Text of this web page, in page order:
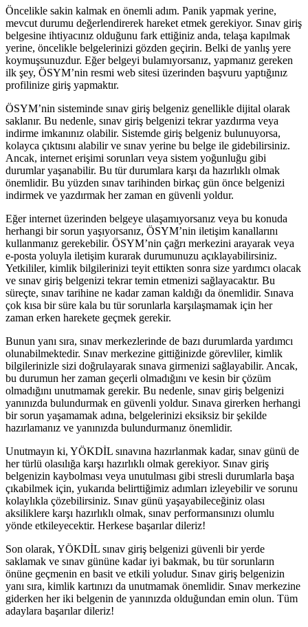
Öncelikle sakin kalmak en önemli adım. Panik yapmak yerine,
mevcut durumu değerlendirerek hareket etmek gerekiyor. Sınav giriş
belgesine ihtiyacınız olduğunu fark ettiğiniz anda, telaşa kapılmak
yerine, öncelikle belgelerinizi gözden geçirin. Belki de yanlış yere
koymuşsunuzdur. Eğer belgeyi bulamıyorsanız, yapmanız gereken
ilk şey, ÖSYM’nin resmi web sitesi üzerinden başvuru yaptığınız
profilinize giriş yapmaktır.
ÖSYM’nin sisteminde sınav giriş belgeniz genellikle dijital olarak
saklanır. Bu nedenle, sınav giriş belgenizi tekrar yazdırma veya
indirme imkanınız olabilir. Sistemde giriş belgeniz bulunuyorsa,
kolayca çıktısını alabilir ve sınav yerine bu belge ile gidebilirsiniz.
Ancak, internet erişimi sorunları veya sistem yoğunluğu gibi
durumlar yaşanabilir. Bu tür durumlara karşı da hazırlıklı olmak
önemlidir. Bu yüzden sınav tarihinden birkaç gün önce belgenizi
indirmek ve yazdırmak her zaman en güvenli yoldur.
Eğer internet üzerinden belgeye ulaşamıyorsanız veya bu konuda
herhangi bir sorun yaşıyorsanız, ÖSYM’nin iletişim kanallarını
kullanmanız gerekebilir. ÖSYM’nin çağrı merkezini arayarak veya
e-posta yoluyla iletişim kurarak durumunuzu açıklayabilirsiniz.
Yetkililer, kimlik bilgilerinizi teyit ettikten sonra size yardımcı olacak
ve sınav giriş belgenizi tekrar temin etmenizi sağlayacaktır. Bu
süreçte, sınav tarihine ne kadar zaman kaldığı da önemlidir. Sınava
çok kısa bir süre kala bu tür sorunlarla karşılaşmamak için her
zaman erken harekete geçmek gerekir.
Bunun yanı sıra, sınav merkezlerinde de bazı durumlarda yardımcı
olunabilmektedir. Sınav merkezine gittiğinizde görevliler, kimlik
bilgilerinizle sizi doğrulayarak sınava girmenizi sağlayabilir. Ancak,
bu durumun her zaman geçerli olmadığını ve kesin bir çözüm
olmadığını unutmamak gerekir. Bu nedenle, sınav giriş belgenizi
yanınızda bulundurmak en güvenli yoldur. Sınava girerken herhangi
bir sorun yaşamamak adına, belgelerinizi eksiksiz bir şekilde
hazırlamanız ve yanınızda bulundurmanız önemlidir.
Unutmayın ki, YÖKDİL sınavına hazırlanmak kadar, sınav günü de
her türlü olasılığa karşı hazırlıklı olmak gerekiyor. Sınav giriş
belgenizin kaybolması veya unutulması gibi stresli durumlarla başa
çıkabilmek için, yukarıda belirttiğimiz adımları izleyebilir ve sorunu
kolaylıkla çözebilirsiniz. Sınav günü yaşayabileceğiniz olası
aksiliklere karşı hazırlıklı olmak, sınav performansınızı olumlu
yönde etkileyecektir. Herkese başarılar dileriz!
Son olarak, YÖKDİL sınav giriş belgenizi güvenli bir yerde
saklamak ve sınav gününe kadar iyi bakmak, bu tür sorunların
önüne geçmenin en basit ve etkili yoludur. Sınav giriş belgenizin
yanı sıra, kimlik kartınızı da unutmamak önemlidir. Sınav merkezine
giderken her iki belgenin de yanınızda olduğundan emin olun. Tüm
adaylara başarılar dileriz!